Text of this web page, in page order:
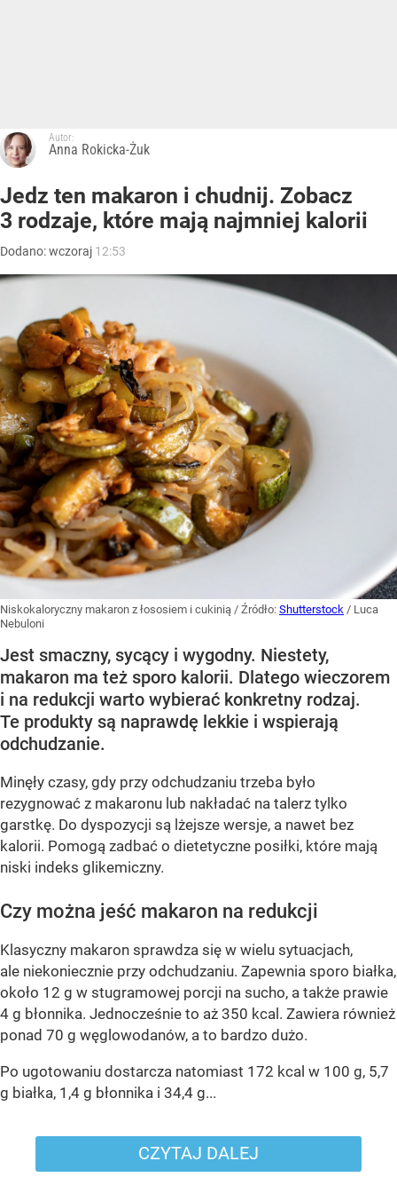
Autor:
Anna Rokicka-Żuk
Jedz ten makaron i chudnij. Zobacz
3 rodzaje, które mają najmniej kalorii
Dodano:wczoraj 12:53
Niskokaloryczny makaron z łososiem i cukinią / Źródło: Shutterstock / Luca
Nebuloni
Jest smaczny, sycący i wygodny. Niestety,
makaron ma też sporo kalorii. Dlatego wieczorem
i na redukcji warto wybierać konkretny rodzaj.
Te produkty są naprawdę lekkie i wspierają
odchudzanie.
Minęły czasy, gdy przy odchudzaniu trzeba było
rezygnować z makaronu lub nakładać na talerz tylko
garstkę. Do dyspozycji są lżejsze wersje, a nawet bez
kalorii. Pomogą zadbać o dietetyczne posiłki, które mają
niski indeks glikemiczny.
Czy można jeść makaron na redukcji
Klasyczny makaron sprawdza się w wielu sytuacjach,
ale niekoniecznie przy odchudzaniu. Zapewnia sporo białka,
około 12 g w stugramowej porcji na sucho, a także prawie
4 g błonnika. Jednocześnie to aż 350 kcal. Zawiera również
ponad 70 g węglowodanów, a to bardzo dużo.
Po ugotowaniu dostarcza natomiast 172 kcal w 100 g, 5,7
g białka, 1,4 g błonnika i 34,4 g...
CZYTAJ DALEJ